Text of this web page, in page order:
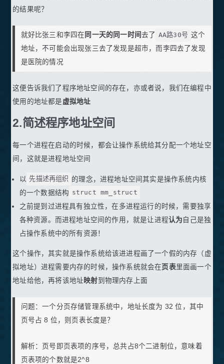
的结果呢？
就好比张三和李四在 同一天的同一时间 去了 AA路30号 这个
地址，不可能会出现张三去了发现是超市，而李四去了发现
是医院的情况
这便告诉我们了程序地址空间的存在，亦或者说，我们在编程中
使用的地址都是 虚拟地址
2.简述程序地址空间
每一个进程在启动的时候，都会让操作系统给其分配一个地址空
间，这就是进程地址空间
以 先描述再组织 的理念，进程地址空间其实是操作系统内核
的一个数据结构 struct mm_struct
之前提到过进程具有独立性，在多进程运行的时候，需要独享
各种资源。而进程地址空间的作用，就是让进程认为 自己是独
占操作系统中的所有资源！
这个操作，其实就是操作系统给该进进程画了一个假的内存（虚
拟地址）进程需要内存的时候，操作系统就会在 页表里面画一个
地址给他，再将该地址 映射到物理内存上面
问题：一个分页存储管理系统中，地址长度为 32 位，其中
页号占 8 位，则页表长度是？
解析：页号即页表项的序号，总共占8个二进制位，意味着
页表项的个数就是2^8